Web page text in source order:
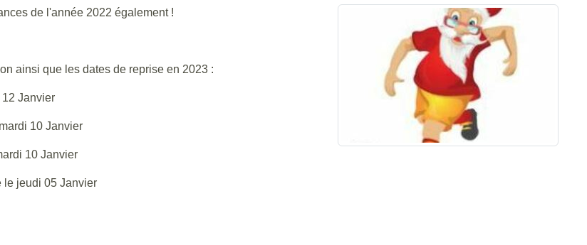
de l'année 2022 également !
ainsi que les dates de reprise en 2023 :
Janvier
10 Janvier
10 Janvier
le jeudi 05 Janvier